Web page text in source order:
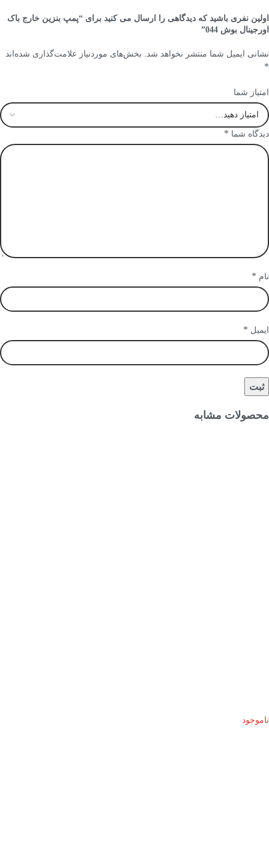
اولین نفری باشید که دیدگاهی را ارسال می کنید برای “پمپ بنزین خارج باک
اورجینال بوش 044”
نشانی ایمیل شما منتشر نخواهد شد. بخش‌های موردنیاز علامت‌گذاری شده‌اند
*
امتیاز شما
دیدگاه شما *
نام *
ایمیل *
محصولات مشابه
ناموجود